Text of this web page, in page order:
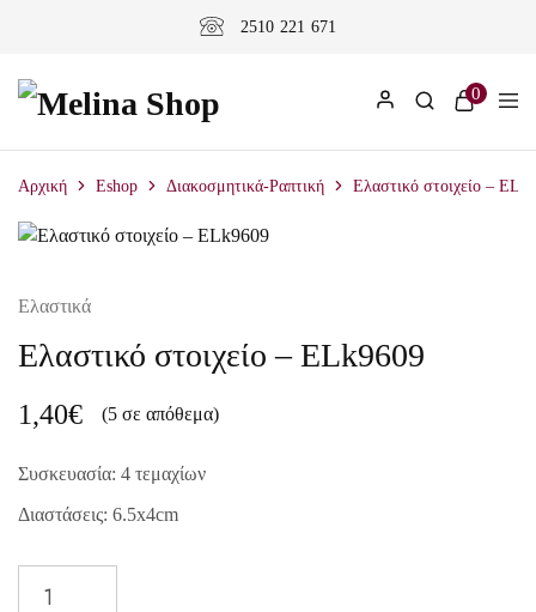
2510 221 671
0
Αρχική Eshop Διακοσμητικά-Ραπτική Ελαστικό στοιχείο –
Ελαστικά
Ελαστικό στοιχείο – ELk9609
1,40€ (5 σε απόθεμα)
Συσκευασία: 4 τεμαχίων
Διαστάσεις: 6.5x4cm